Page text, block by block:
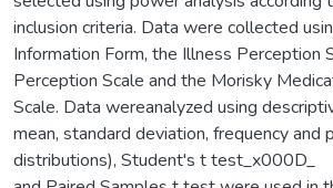
inclusion criteria. Data were collected
Information Form, the Illness Perception
Perception Scale and the Morisky
Scale. Data wereanalyzed using
mean, standard deviation, frequency and
distributions), Student's t test_x000D_